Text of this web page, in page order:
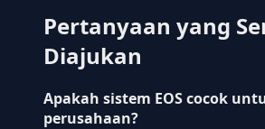
Pertanyaan yang
Diajukan
Apakah sistem EOS cocok
perusahaan?